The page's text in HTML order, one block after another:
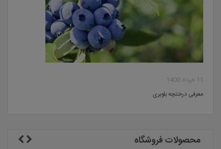
11 خرداد 1400
معرفی درختچه بلوبری
محصولات فروشگاه